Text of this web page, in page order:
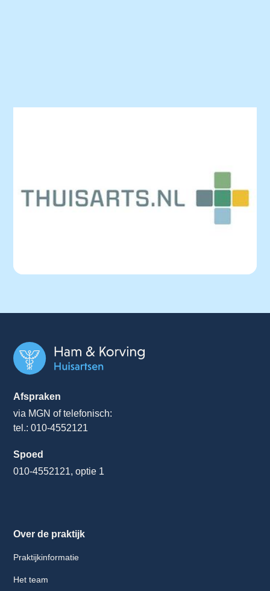
gezondheid Hier kunt u veel informatie vinden over
ziektebeelden. De site is gemaakt voor en door
Afspraken
via MGN of telefonisch:
tel.: 010-4552121
Spoed
010-4552121, optie 1
Over de praktijk
Praktijkinformatie
Het team